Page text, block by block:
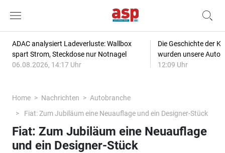
ADAC analysiert Ladeverluste: Wallbox
spart Strom, Steckdose nur Notnagel
06.08.2026, 14:17 Uhr
Die Geschichte der
wurden unsere
12:09 Uhr
Home Nachrichten
Autobranche
Fiat: Zum Jubiläum eine Neuauflage und ein Designer-Stück
Fiat: Zum Jubiläum eine Neuauflage
und ein Designer-Stück